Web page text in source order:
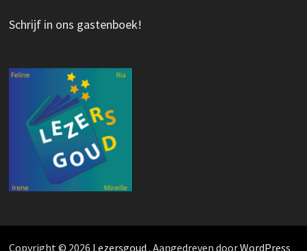
Schrijf in ons gastenboek!
Copyright © 2026 Lezersgoud . Aangedreven doorWordPress